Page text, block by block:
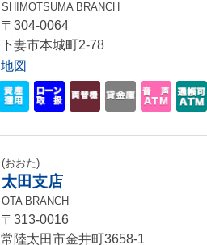
SHIMOTSUMA BRANCH
〒304-0064
下妻市本城町2-78
地図
(おおた)
太田支店
OTA BRANCH
〒313-0016
常陸太田市金井町3658-1